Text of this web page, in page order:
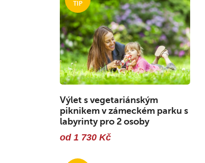
Výlet s vegetariánským
piknikem v zámeckém parku s
labyrinty pro 2 osoby
od 1 730 Kč